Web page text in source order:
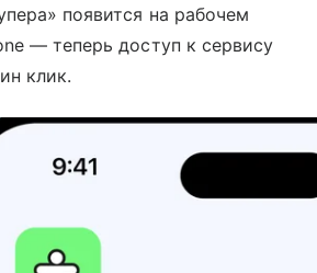
появится на рабочем
— теперь доступ к сервису
клик.